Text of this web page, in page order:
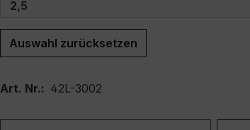
Auswahl zurücksetzen
Art. Nr.: 42L-3002